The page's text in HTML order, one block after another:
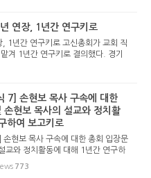
연장, 1년간 연구키로
1년간 연구키로 고신총회가 교회 직
겨 1년간 연구키로 결의했다. 경기
3개 노회는 직분자 정년을 연장해 달
7] 손현보 목사 구속에 대한
손현보 목사의 설교와 정치활
하여 보고키로
손현보 목사 구속에 대한 총회 입장문
교와 정치활동에 대해 1년간 연구하
총회에 상정된 안건 중 가장 주목을
고신총회는 2가지 결정을 했다. 당초
773